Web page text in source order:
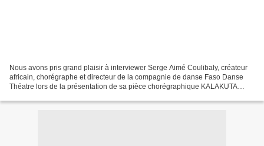
Nous avons pris grand plaisir à interviewer Serge Aimé Coulibaly, créateur
africain, chorégraphe et directeur de la compagnie de danse Faso Danse
Théatre lors de la présentation de sa pièce chorégraphique KALAKUTA